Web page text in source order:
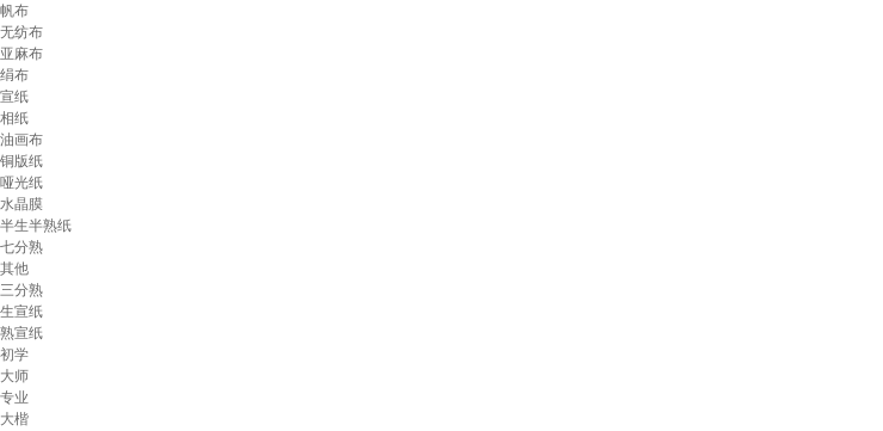
帆布
无纺布
亚麻布
绢布
宣纸
相纸
油画布
铜版纸
哑光纸
水晶膜
半生半熟纸
七分熟
其他
三分熟
生宣纸
熟宣纸
初学
大师
专业
大楷